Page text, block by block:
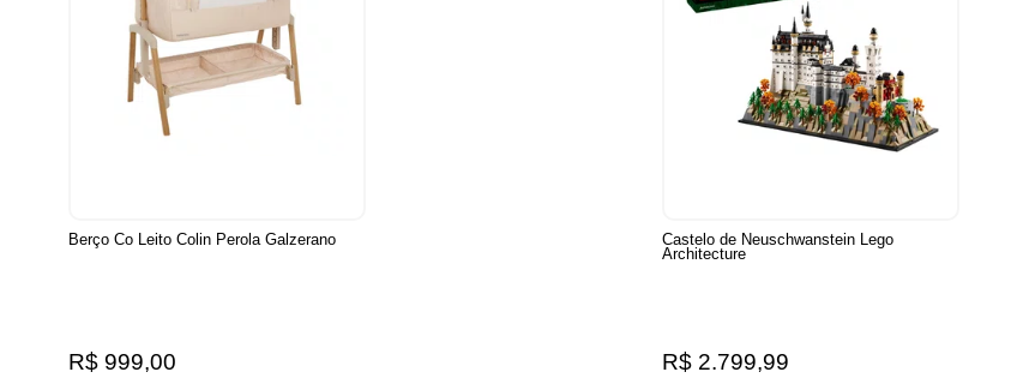
Berço Co Leito Colin Perola Galzerano
R$ 999,00
Castelo de Neuschwanstein Lego
Architecture
R$ 2.799,99